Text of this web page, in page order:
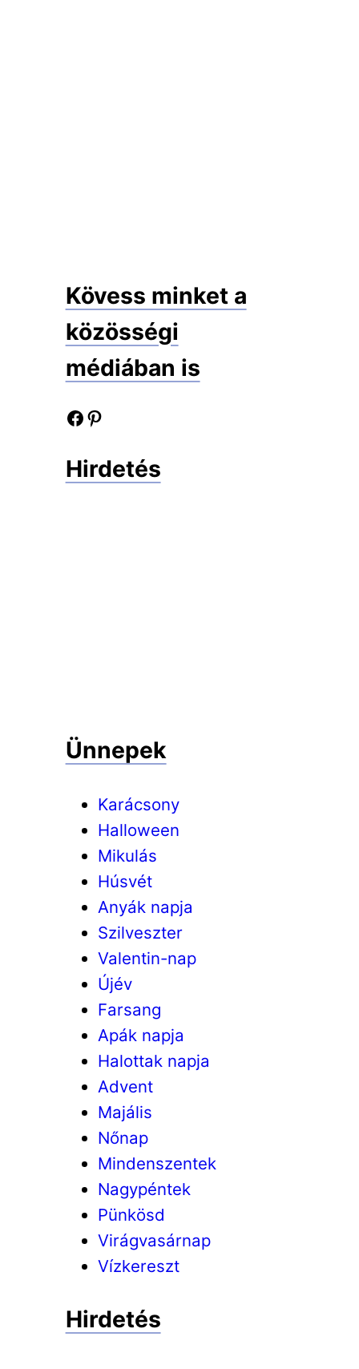
Kövess minket a
közösségi
médiában is
Facebook oldalunk Pinterest oldalunk
Hirdetés
Ünnepek
Karácsony
Halloween
Mikulás
Húsvét
Anyák napja
Szilveszter
Valentin-nap
Újév
Farsang
Apák napja
Halottak napja
Advent
Majális
Nőnap
Mindenszentek
Nagypéntek
Pünkösd
Virágvasárnap
Vízkereszt
Hirdetés